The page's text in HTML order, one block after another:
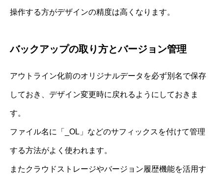
操作する方がデザインの精度は高くなります。
バックアップの取り方とバージョン管理
アウトライン化前のオリジナルデータを必ず別名で保存
しておき、デザイン変更時に戻れるようにしておきま
す。
ファイル名に「_OL」などのサフィックスを付けて管理
する方法がよく使われます。
またクラウドストレージやバージョン履歴機能を活用す